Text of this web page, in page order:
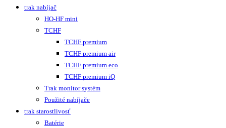
trak nabíjač
HO-HF mini
TCHF
TCHF premium
TCHF premium air
TCHF premium eco
TCHF premium iQ
Trak monitor systém
Použité nabíjače
trak starostlivosť
Batérie